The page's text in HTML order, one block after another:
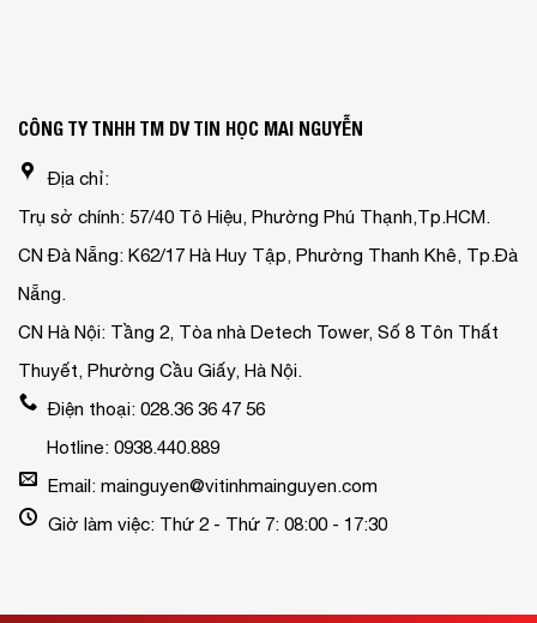
CÔNG TY TNHH TM DV TIN HỌC MAI NGUYỄN
Địa chỉ:
Trụ sở chính: 57/40 Tô Hiệu, Phường Phú Thạnh,Tp.HCM.
CN Đà Nẵng: K62/17 Hà Huy Tập, Phường Thanh Khê, Tp.Đà
Nẵng.
CN Hà Nội: Tầng 2, Tòa nhà Detech Tower, Số 8 Tôn Thất
Thuyết, Phường Cầu Giấy, Hà Nội.
Điện thoại: 028.36 36 47 56
Hotline: 0938.440.889
Email: mainguyen@vitinhmainguyen.com
Giờ làm việc: Thứ 2 - Thứ 7: 08:00 - 17:30